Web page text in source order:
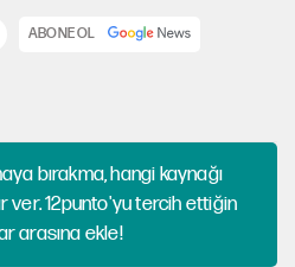
ABONE OL
bırakma, hangi kaynağı
ver. 12punto'yu tercih ettiğin
arasına ekle!